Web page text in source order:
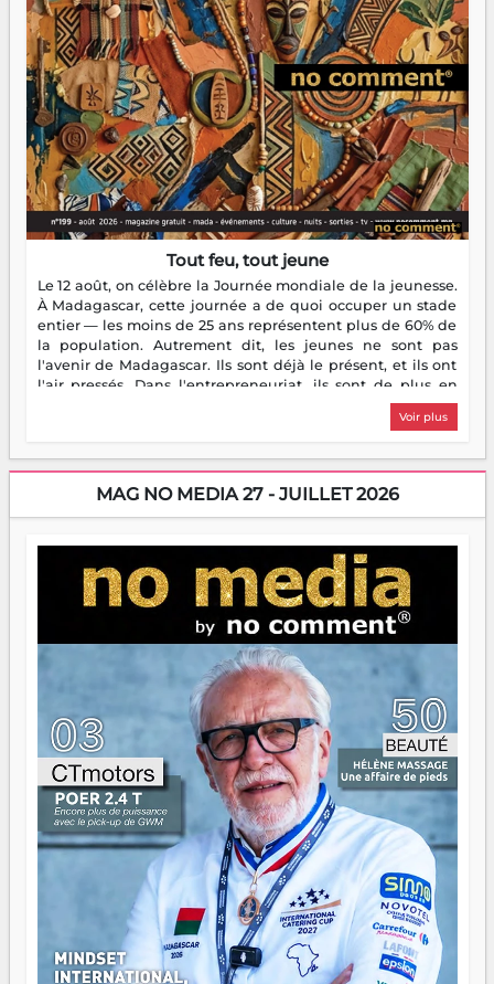
Tout feu, tout jeune
Le 12 août, on célèbre la Journée mondiale de la jeunesse.
À Madagascar, cette journée a de quoi occuper un stade
entier — les moins de 25 ans représentent plus de 60% de
la population. Autrement dit, les jeunes ne sont pas
l'avenir de Madagascar. Ils sont déjà le présent, et ils ont
l'air pressés. Dans l'entrepreneuriat, ils sont de plus en
plus nombreux à se lancer, à créer, à risquer — souvent
sans filet, souvent sans aide, mais toujours avec cette
dorment vraiment la nuit. En culture, les nouvelles sont
encore meilleures. Aina Rasamoelina vient de décrocher le
Prix RFI Instrumental Afrique. Miangaly Elia rafle le Prix
jeunes qui tiennent la torche. Alors oui, on pourrait
s'arrêter là, applaudir et rentrer chez soi satisfait. Mais ce
serait passer à côté d'une chose essentielle. La fougue, ça
brûle fort — et parfois, ça brûle vite. Une flamme sans
direction peut éclairer autant qu'elle peut consumer. C'est
là que les aînés entrent en scène — pas pour reprendre le
gouvernail, mais pour montrer où sont les récifs. Les jeunes
ont la force, les vieux ont l'expérience, comme on dit. Ce
n'est pas un combat de générations — c'est une question
d'équipage. Partagez vos réussites, mais aussi vos échecs.
Surtout vos échecs, d'ailleurs — ils enseignent mieux que
n'importe quel manuel. À Madagascar, la barque avance.
Il faut juste s'assurer que tout le monde rame dans le
même sens.
Voir plus
MAG NO MEDIA 27 - JUILLET 2026